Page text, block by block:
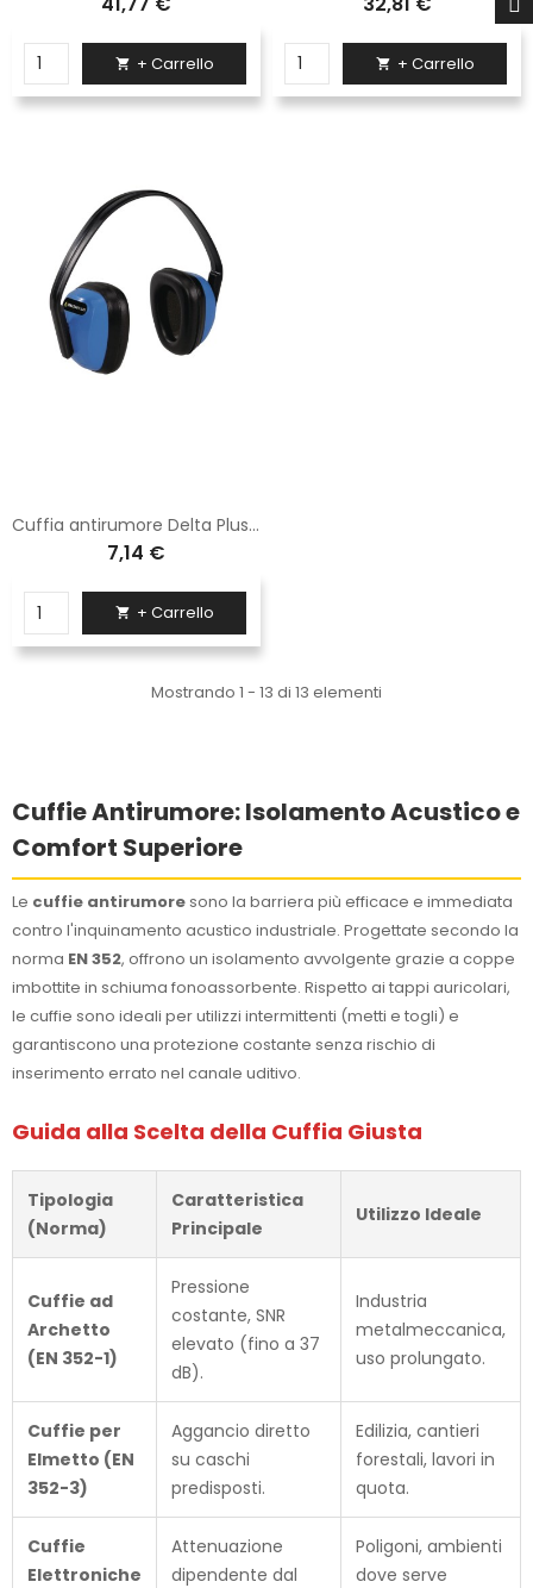
 + Carrello  + Carrello
Cuffia antirumore Delta Plus colore nero e blu SPA3
7,14 €
 + Carrello
Mostrando 1 - 13 di 13 elementi
Cuffie Antirumore: Isolamento Acustico e
Comfort Superiore
Le cuffie antirumoresono la barriera più efficace e immediata
contro l'inquinamento acustico industriale. Progettate secondo la
norma EN 352, offrono un isolamento avvolgente grazie a coppe
imbottite in schiuma fonoassorbente. Rispetto ai tappi auricolari,
le cuffie sono ideali per utilizzi intermittenti (metti e togli) e
garantiscono una protezione costante senza rischio di
inserimento errato nel canale uditivo.
Guida alla Scelta della Cuffia Giusta
Tipologia
(Norma)
Caratteristica
Principale
Utilizzo Ideale
Cuffie ad
Archetto
(EN 352-1)
Pressione
costante, SNR
elevato (fino a 37
dB).
Industria
metalmeccanica,
uso prolungato.
Cuffie per
Elmetto (EN
352-3)
Aggancio diretto
su caschi
predisposti.
Edilizia, cantieri
forestali, lavori in
quota.
Cuffie
Elettroniche
Attenuazione
dipendente dal
Poligoni, ambienti
dove serve